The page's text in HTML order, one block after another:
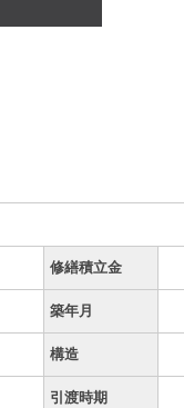
修繕積立金
築年月
構造
引渡時期